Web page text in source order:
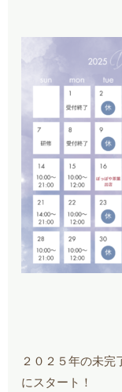
２０２５年の未完
にスタート！